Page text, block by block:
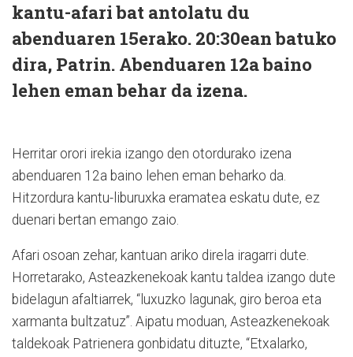
kantu-afari bat antolatu du
abenduaren 15erako. 20:30ean batuko
dira, Patrin. Abenduaren 12a baino
lehen eman behar da izena.
Herritar orori irekia izango den otordurako izena
abenduaren 12a baino lehen eman beharko da.
Hitzordura kantu-liburuxka eramatea eskatu dute, ez
duenari bertan emango zaio.
Afari osoan zehar, kantuan ariko direla iragarri dute.
Horretarako, Asteazkenekoak kantu taldea izango dute
bidelagun afaltiarrek, “luxuzko lagunak, giro beroa eta
xarmanta bultzatuz”. Aipatu moduan, Asteazkenekoak
taldekoak Patrienera gonbidatu dituzte, “Etxalarko,